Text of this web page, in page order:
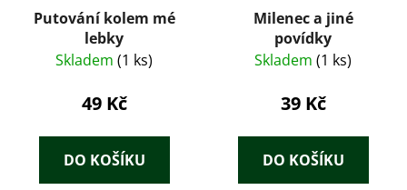
Putování kolem mé
lebky
Skladem (1 ks)
49 Kč
DO KOŠÍKU
Milenec a jiné
povídky
Skladem (1 ks)
39 Kč
DO KOŠÍKU